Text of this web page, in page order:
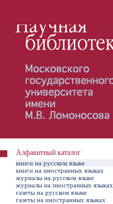
Алфавитный каталог
книги на русском языке
книги на иностранных языках
журналы на русском языке
журналы на иностранных языках
газеты на русском языке
газеты на иностранных языках